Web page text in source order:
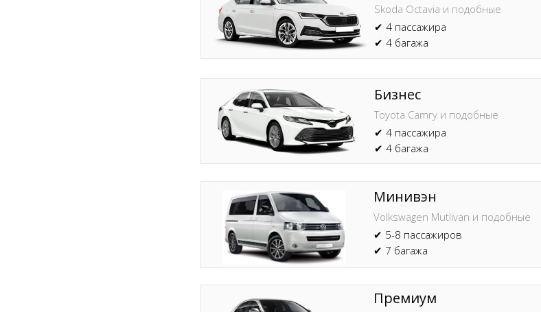
Бизнес
Toyota Camry и подобные
✔ 4 пассажира
✔ 4 багажа
Минивэн
Volkswagen Mutlivan и подобные
✔ 5-8 пассажиров
✔ 7 багажа
Премиум
Skoda Octavia и подобные
✔ 4 пассажира
✔ 4 багажа